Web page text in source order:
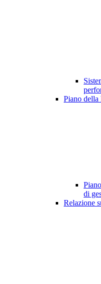
Piano della
di
Relazione